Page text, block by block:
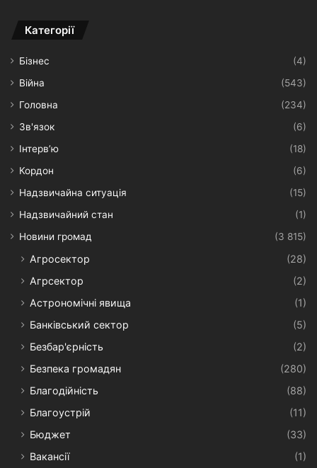
Категорії
Бізнес
(4)
Війна
(543)
Головна
(234)
Зв'язок
(6)
Інтерв’ю
(18)
Кордон
(6)
Надзвичайна ситуація
(15)
Надзвичайний стан
(1)
Новини громад
(3 815)
Агросектор
(28)
Агрсектор
(2)
Астрономічні явища
(1)
Банківський сектор
(5)
Безбар'єрність
(2)
Безпека громадян
(280)
Благодійність
(88)
Благоустрій
(11)
Бюджет
(33)
Вакансії
(1)